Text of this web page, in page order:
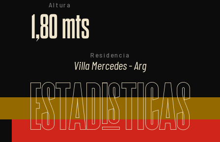
Altura
1,80 mts
Residencia
Villa Mercedes - Arg
ESTADISTICAS